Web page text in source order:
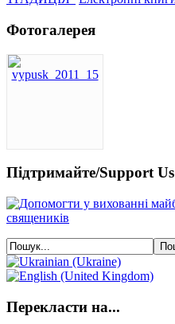
Фотогалерея
Підтримайте/Support Us
Перекласти на...